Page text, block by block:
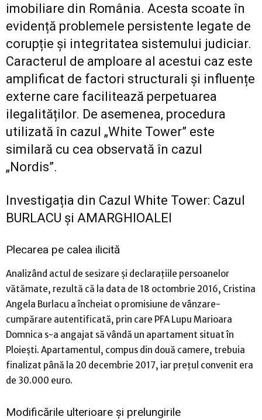
imobiliare din România. Acesta scoate în
evidență problemele persistente legate de
corupție și integritatea sistemului judiciar.
Caracterul de amploare al acestui caz este
amplificat de factori structurali și influențe
externe care facilitează perpetuarea
ilegalităților. De asemenea, procedura
utilizată în cazul „White Tower” este
similară cu cea observată în cazul
„Nordis”.
Investigația din Cazul White Tower: Cazul
BURLACU și AMARGHIOALEI
Plecarea pe calea ilicită
Analizând actul de sesizare și declarațiile persoanelor
vătămate, rezultă că la data de 18 octombrie 2016, Cristina
Angela Burlacu a încheiat o promisiune de vânzare-
cumpărare autentificată, prin care PFA Lupu Marioara
Domnica s-a angajat să vândă un apartament situat în
Ploiești. Apartamentul, compus din două camere, trebuia
finalizat până la 20 decembrie 2017, iar prețul convenit era
de 30.000 euro.
Modificările ulterioare și prelungirile